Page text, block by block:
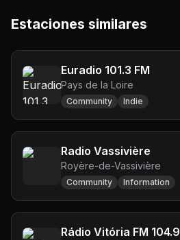
Estaciones similares
Euradio 101.3 FM
Pays de la Loire
Community Indie
Radio Vassivière
Royère-de-Vassivière
Community Information
Rádio Vitória FM 104.9